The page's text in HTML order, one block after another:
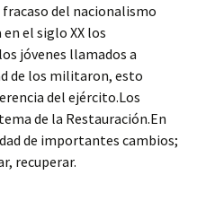
del nacionalismo
el siglo XX los
jóvenes llamados a
de los militaron, esto
del ejército.Los
de la Restauración.En
de importantes cambios;
recuperar.